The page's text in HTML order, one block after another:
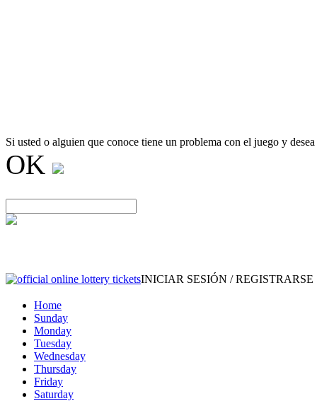
Si usted o alguien que conoce tiene un problema con el juego y
OK
INICIAR SESIÓN / REGISTRARSE
Home
Sunday
Monday
Tuesday
Wednesday
Thursday
Friday
Saturday